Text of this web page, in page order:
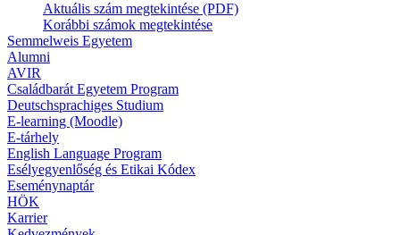
Aktuális szám megtekintése (PDF)
Korábbi számok megtekintése
Semmelweis Egyetem
Alumni
AVIR
Családbarát Egyetem Program
Deutschsprachiges Studium
E-learning (Moodle)
E-tárhely
English Language Program
Esélyegyenlőség és Etikai Kódex
Eseménynaptár
HÖK
Karrier